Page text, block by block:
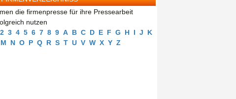
die firmenpresse für ihre Pressearbeit
nutzen
2 3 4 5 6 7 8 9 A B C D E F G H I J
K
M N O P Q R S T U V W X Y Z